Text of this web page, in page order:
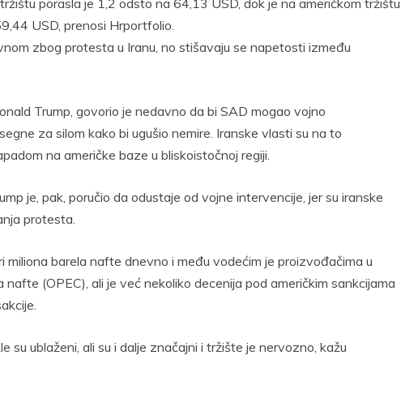
USD, prenosi Hrportfolio.
zbog protesta u Iranu, no stišavaju se napetosti između
Trump, govorio je nedavno da bi SAD mogao vojno
za silom kako bi ugušio nemire. Iranske vlasti su na to
na američke baze u bliskoistočnoj regiji.
je, pak, poručio da odustaje od vojne intervencije, jer su iranske
protesta.
miliona barela nafte dnevno i među vodećim je proizvođačima u
(OPEC), ali je već nekoliko decenija pod američkim sankcijama
su ublaženi, ali su i dalje značajni i tržište je nervozno, kažu